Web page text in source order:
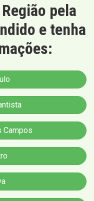
pela
e tenha